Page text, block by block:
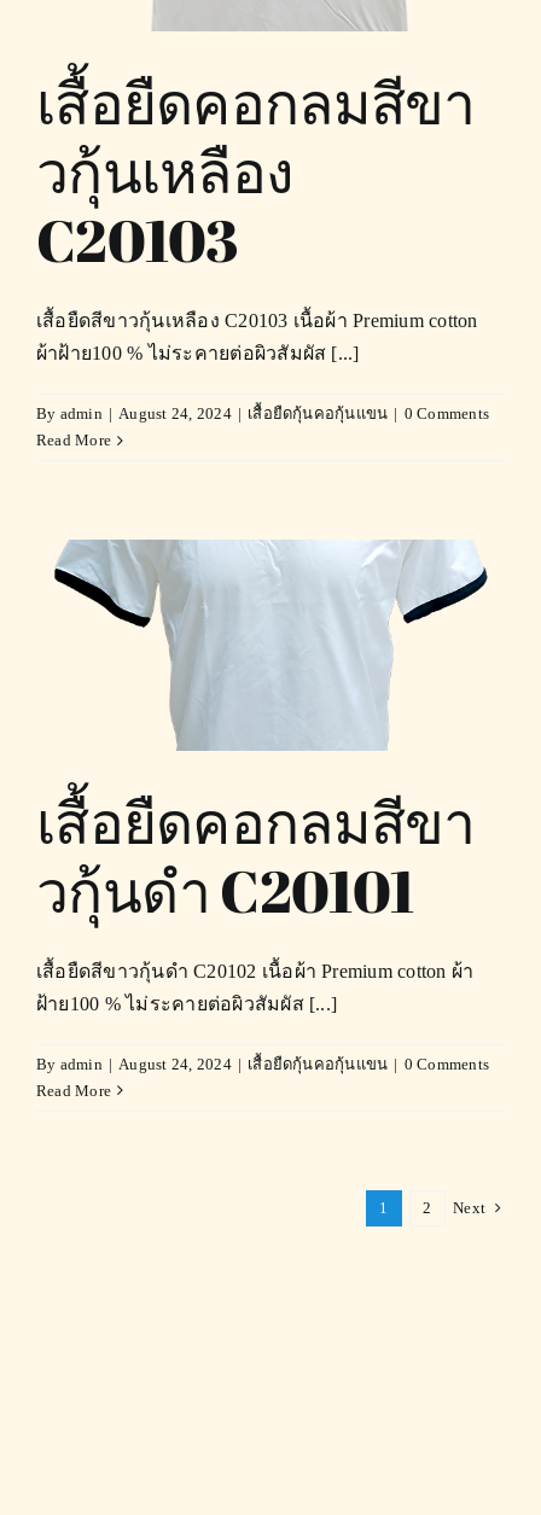
เสื้อยืดคอกลมสีขา
วกุ้นเหลือง
C20103
เสื้อยืดสีขาวกุ้นเหลือง C20103 เนื้อผ้า Premium cotton
ผ้าฝ้าย100 % ไม่ระคายต่อผิวสัมผัส [...]
By admin | August 24, 2024 | เสื้อยืดกุ้นคอกุ้นแขน | 0 Comments
Read More
เสื้อยืดคอกลมสีขา
วกุ้นดำ C20101
เสื้อยืดสีขาวกุ้นดำ C20102 เนื้อผ้า Premium cotton ผ้า
ฝ้าย100 % ไม่ระคายต่อผิวสัมผัส [...]
By admin | August 24, 2024 | เสื้อยืดกุ้นคอกุ้นแขน | 0 Comments
Read More
1 2 Next